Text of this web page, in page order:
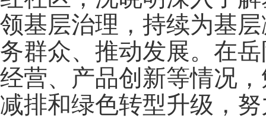
领基层治理，持续为基
务群众、推动发展。在
经营、产品创新等情况
减排和绿色转型升级，